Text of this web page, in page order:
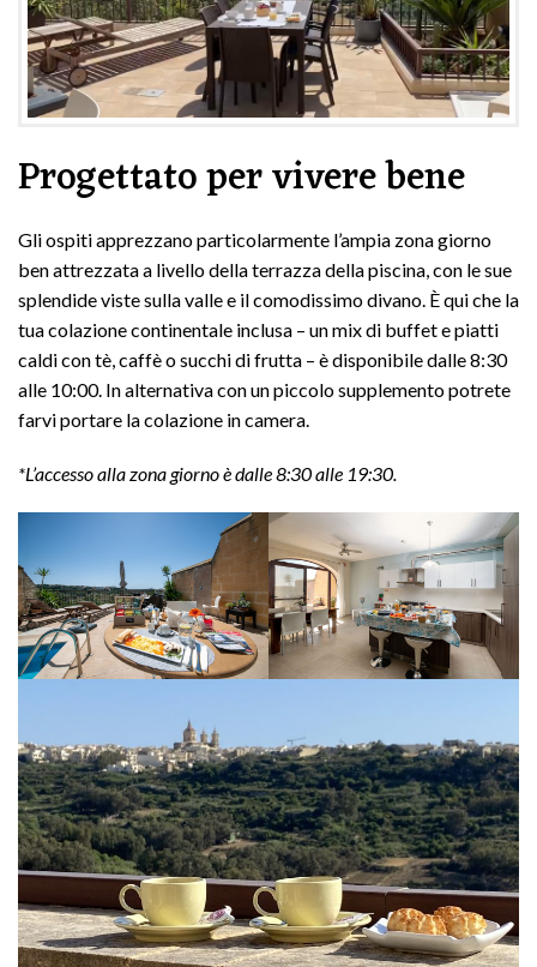
Progettato per vivere bene
Gli ospiti apprezzano particolarmente l’ampia zona giorno
ben attrezzata a livello della terrazza della piscina, con le sue
splendide viste sulla valle e il comodissimo divano. È qui che la
tua colazione continentale inclusa – un mix di buffet e piatti
caldi con tè, caffè o succhi di frutta – è disponibile dalle 8:30
alle 10:00. In alternativa con un piccolo supplemento potrete
farvi portare la colazione in camera.
*L’accesso alla zona giorno è dalle 8:30 alle 19:30.